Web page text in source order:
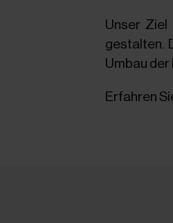
Unser Ziel
gestalten.
Umbau
Erfahren